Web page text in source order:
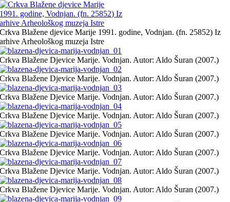
Crkva Blažene djevice Marije 1991. godine, Vodnjan. (fn. 25852) Iz
arhive Arheološkog muzeja Istre
Crkva Blažene Djevice Marije. Vodnjan. Autor: Aldo Šuran (2007.)
Crkva Blažene Djevice Marije. Vodnjan. Autor: Aldo Šuran (2007.)
Crkva Blažene Djevice Marije. Vodnjan. Autor: Aldo Šuran (2007.)
Crkva Blažene Djevice Marije. Vodnjan. Autor: Aldo Šuran (2007.)
Crkva Blažene Djevice Marije. Vodnjan. Autor: Aldo Šuran (2007.)
Crkva Blažene Djevice Marije. Vodnjan. Autor: Aldo Šuran (2007.)
Crkva Blažene Djevice Marije. Vodnjan. Autor: Aldo Šuran (2007.)
Crkva Blažene Djevice Marije. Vodnjan. Autor: Aldo Šuran (2007.)